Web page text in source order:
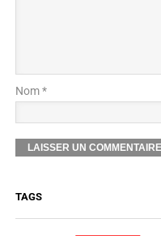
Nom *
TAGS